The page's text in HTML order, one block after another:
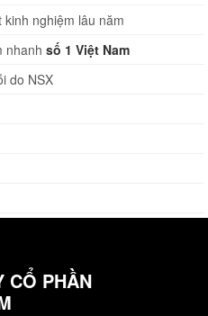
kinh nghiệm lâu năm
nhanh số 1 Việt Nam
do NSX
CỔ PHẦN